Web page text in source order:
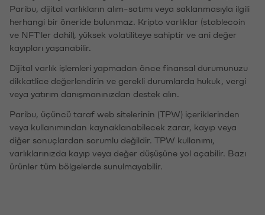
Paribu, dijital varlıkların alım-satımı veya saklanmasıyla ilgili
herhangi bir öneride bulunmaz. Kripto varlıklar (stablecoin
ve NFT'ler dahil), yüksek volatiliteye sahiptir ve ani değer
kayıpları yaşanabilir.
Dijital varlık işlemleri yapmadan önce finansal durumunuzu
dikkatlice değerlendirin ve gerekli durumlarda hukuk, vergi
veya yatırım danışmanınızdan destek alın.
Paribu, üçüncü taraf web sitelerinin (TPW) içeriklerinden
veya kullanımından kaynaklanabilecek zarar, kayıp veya
diğer sonuçlardan sorumlu değildir. TPW kullanımı,
varlıklarınızda kayıp veya değer düşüşüne yol açabilir. Bazı
ürünler tüm bölgelerde sunulmayabilir.